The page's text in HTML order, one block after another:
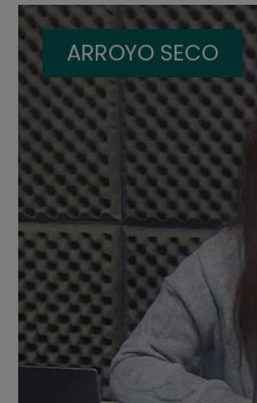
ARROYO SECO